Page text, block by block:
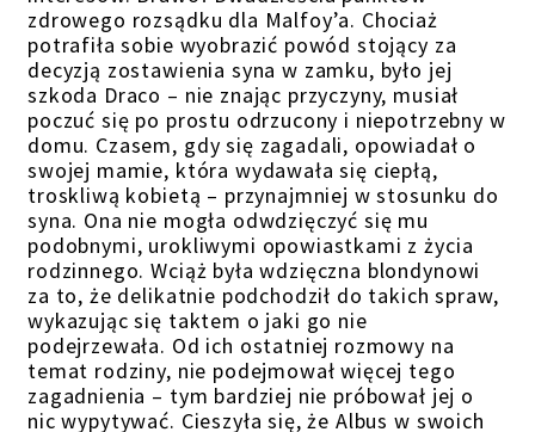
zdrowego rozsądku dla Malfoy’a. Chociaż
potrafiła sobie wyobrazić powód stojący za
decyzją zostawienia syna w zamku, było jej
szkoda Draco – nie znając przyczyny, musiał
poczuć się po prostu odrzucony i niepotrzebny w
domu. Czasem, gdy się zagadali, opowiadał o
swojej mamie, która wydawała się ciepłą,
troskliwą kobietą – przynajmniej w stosunku do
syna. Ona nie mogła odwdzięczyć się mu
podobnymi, urokliwymi opowiastkami z życia
rodzinnego. Wciąż była wdzięczna blondynowi
za to, że delikatnie podchodził do takich spraw,
wykazując się taktem o jaki go nie
podejrzewała. Od ich ostatniej rozmowy na
temat rodziny, nie podejmował więcej tego
zagadnienia – tym bardziej nie próbował jej o
nic wypytywać. Cieszyła się, że Albus w swoich